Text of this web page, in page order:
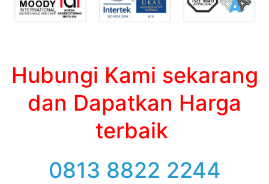
Hubungi Kami sekarang
dan Dapatkan Harga
terbaik
0813 8822 2244